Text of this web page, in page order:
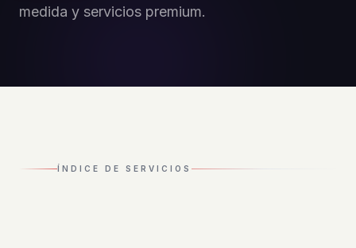
medida y servicios premium.
ÍNDICE DE SERVICIOS